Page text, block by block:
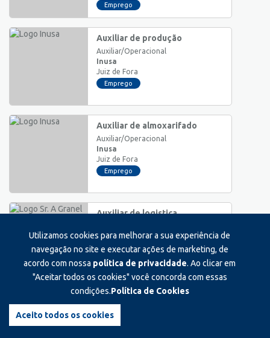
Emprego
Auxiliar de produção
Auxiliar/Operacional
Inusa
Juiz de Fora
Emprego
Auxiliar de almoxarifado
Auxiliar/Operacional
Inusa
Juiz de Fora
Emprego
Auxiliar de logistica
Sr. a granel
Juiz de Fora
Emprego
Estágio
Utilizamos cookies para melhorar a sua experiência de
navegação no site e executar ações de marketing, de
acordo com nossa política de privacidade. Ao clicar em
"Aceitar todos os cookies" você concorda com essas
condições.Política de Cookies
Aceito todos os cookies